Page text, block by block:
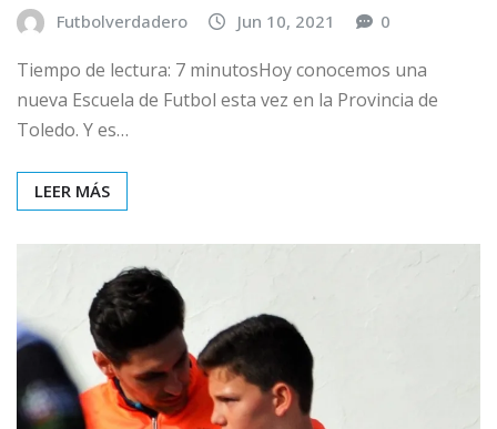
Futbolverdadero Jun 10, 2021 0
Tiempo de lectura: 7 minutosHoy conocemos una
nueva Escuela de Futbol esta vez en la Provincia de
Toledo. Y es…
LEER MÁS